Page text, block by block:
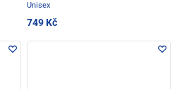
Unisex
749 Kč